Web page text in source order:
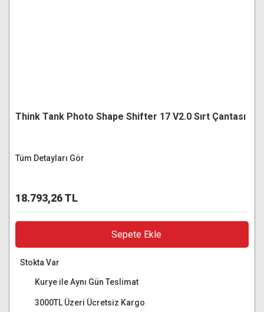
Think Tank Photo Shape Shifter 17 V2.0 Sırt Çantası
Tüm Detayları Gör
18.793,26 TL
Sepete Ekle
Stokta Var
Kurye ile Aynı Gün Teslimat
3000TL Üzeri Ücretsiz Kargo